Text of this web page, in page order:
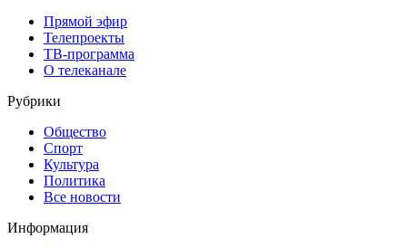
Прямой эфир
Телепроекты
ТВ-программа
О телеканале
Рубрики
Общество
Спорт
Культура
Политика
Все новости
Информация